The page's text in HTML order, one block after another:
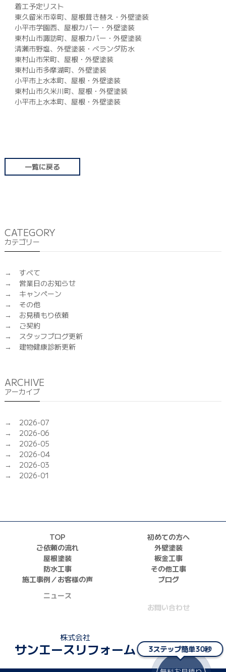
※営業電話はお控えください。
着工予定リスト
東久留米市幸町、屋根葺き替え・外壁塗装
小平市学園西、屋根カバー・外壁塗装
東村山市諏訪町、屋根カバー・外壁塗装
清瀬市野塩、外壁塗装・ベランダ防水
東村山市栄町、屋根・外壁塗装
東村山市多摩湖町、外壁塗装
小平市上水本町、屋根・外壁塗装
東村山市久米川町、屋根・外壁塗装
小平市上水本町、屋根・外壁塗装
一覧に戻る
CATEGORY
カテゴリー
すべて
営業日のお知らせ
キャンペーン
その他
お見積もり依頼
ご契約
スタッフブログ更新
建物健康診断更新
ARCHIVE
アーカイブ
2026-07
2026-06
2026-05
2026-04
2026-03
2026-01
TOP
初めての方へ
ご依頼の流れ
外壁塗装
屋根塗装
板金工事
防水工事
その他工事
施工事例／お客様の声
ブログ
株式会社
サンエースリフォーム 3ステップ簡単30秒